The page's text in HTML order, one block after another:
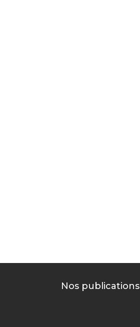
Nos publications